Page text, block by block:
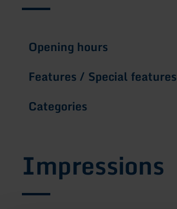
Opening hours
Features / Special features
Categories
Impressions